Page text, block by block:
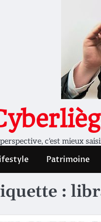
c'est mieux
Patrimoine
: